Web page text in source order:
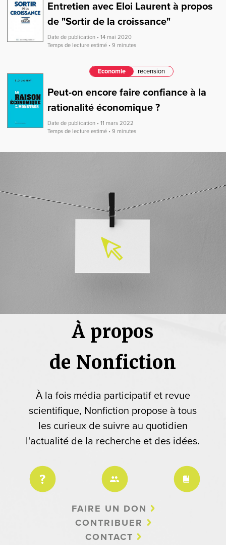
Entretien avec Eloi Laurent à propos
de "Sortir de la croissance"
Date de publication • 14 mai 2020
Temps de lecture estimé • 9 minutes
Economie recension
Peut-on encore faire confiance à la
rationalité économique ?
Date de publication • 11 mars 2022
Temps de lecture estimé • 9 minutes
À propos
de Nonfiction
À la fois média participatif et revue
scientifique, Nonfiction propose à tous
les curieux de suivre au quotidien
l'actualité de la recherche et des idées.
FAIRE UN DON
CONTRIBUER
CONTACT